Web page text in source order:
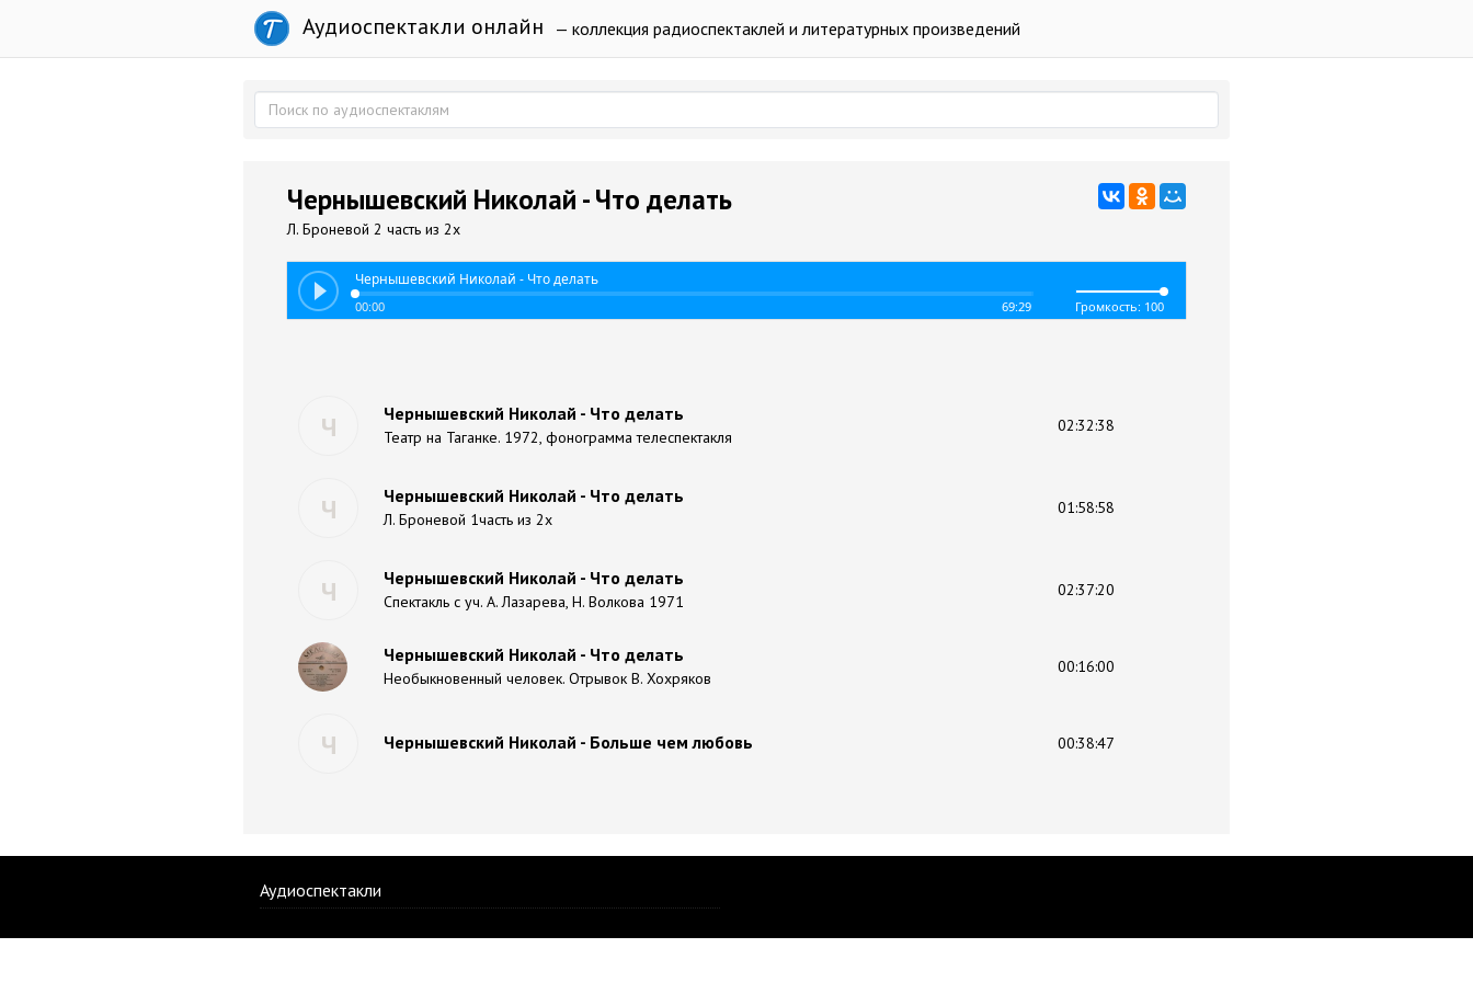
Аудиоспектакли онлайн — коллекция радиоспектаклей и литературных произведений
Чернышевский Николай - Что делать
Л. Броневой 2 часть из 2х
Чернышевский Николай - Что делать
00:00 69:29 Громкость: 100
Ч Чернышевский Николай - Что делать
Театр на Таганке. 1972, фонограмма телеспектакля
02:32:38
Ч Чернышевский Николай - Что делать
Л. Броневой 1часть из 2х
01:58:58
Ч Чернышевский Николай - Что делать
Спектакль с уч. А. Лазарева, Н. Волкова 1971
02:37:20
Чернышевский Николай - Что делать
Необыкновенный человек. Отрывок В. Хохряков
00:16:00
Ч Чернышевский Николай - Больше чем любовь 00:38:47
Аудиоспектакли